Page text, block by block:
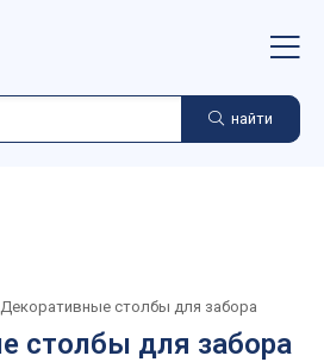
найти
Декоративные столбы для забора
столбы для забора